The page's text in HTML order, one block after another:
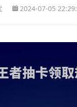
2024-07-05